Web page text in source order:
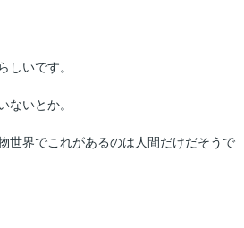
しいです。
ないとか。
世界でこれがあるのは人間だけだそうで